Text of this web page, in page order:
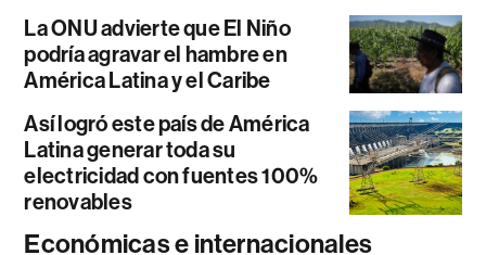
La ONU advierte que El Niño
podría agravar el hambre en
América Latina y el Caribe
Así logró este país de América
Latina generar toda su
electricidad con fuentes 100%
renovables
Económicas e internacionales